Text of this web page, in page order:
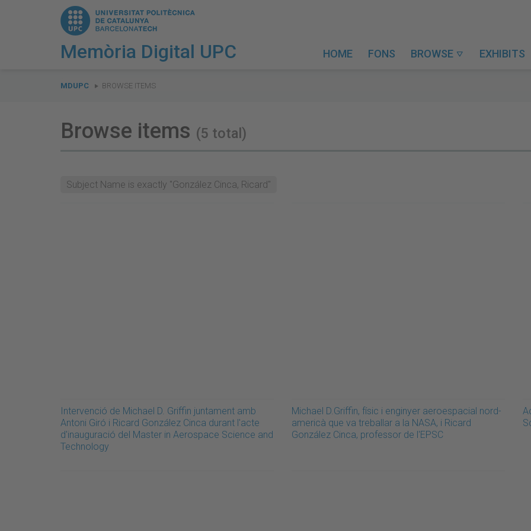
Memòria Digital UPC HOME FONS BROWSE  EXHIBITS
are
MDUPC BROWSE ITEMS
Browse items (5 total)
Subject Name is exactly "González Cinca, Ricard"
Intervenció de Michael D. Griffin juntament amb
Antoni Giró i Ricard González Cinca durant l'acte
d'inauguració del Master in Aerospace Science and
Technology
Michael D.Griffin, físic i enginyer aeroespacial nord-
americà que va treballar a la NASA, i Ricard
González Cinca, professor de l'EPSC